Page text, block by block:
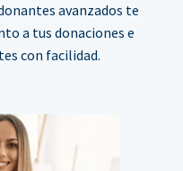
avanzados te
a tus donaciones e
con facilidad.